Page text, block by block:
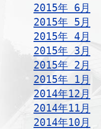
2015年 6月
2015年 5月
2015年 4月
2015年 3月
2015年 2月
2015年 1月
2014年12月
2014年11月
2014年10月